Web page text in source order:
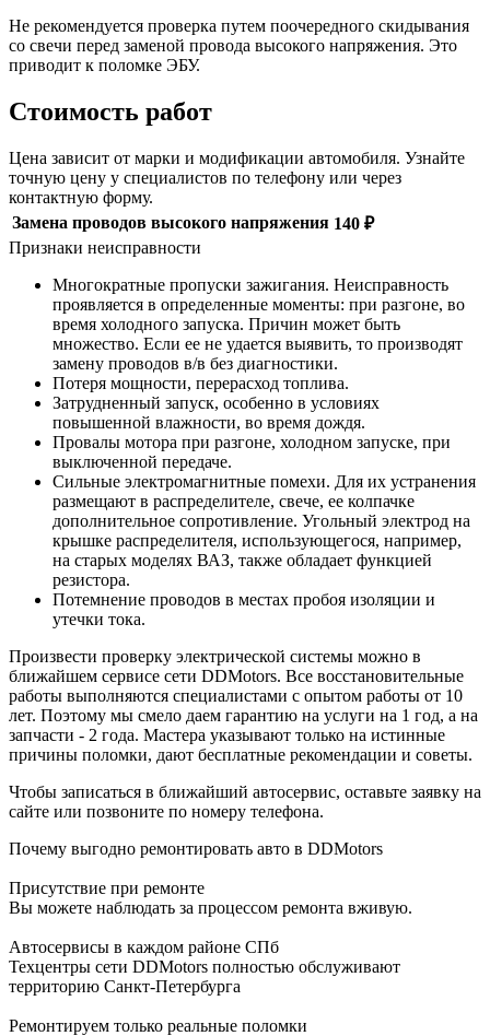
Не рекомендуется проверка путем поочередного скидывания
со свечи перед заменой провода высокого напряжения. Это
приводит к поломке ЭБУ.
Стоимость работ
Цена зависит от марки и модификации автомобиля. Узнайте
точную цену у специалистов по телефону или через
контактную форму.
Замена проводов высокого напряжения 140 ₽
Признаки неисправности
Многократные пропуски зажигания. Неисправность
проявляется в определенные моменты: при разгоне, во
время холодного запуска. Причин может быть
множество. Если ее не удается выявить, то производят
замену проводов в/в без диагностики.
Потеря мощности, перерасход топлива.
Затрудненный запуск, особенно в условиях
повышенной влажности, во время дождя.
Провалы мотора при разгоне, холодном запуске, при
выключенной передаче.
Сильные электромагнитные помехи. Для их устранения
размещают в распределителе, свече, ее колпачке
дополнительное сопротивление. Угольный электрод на
крышке распределителя, использующегося, например,
на старых моделях ВАЗ, также обладает функцией
резистора.
Потемнение проводов в местах пробоя изоляции и
утечки тока.
Произвести проверку электрической системы можно в
ближайшем сервисе сети DDMotors. Все восстановительные
работы выполняются специалистами с опытом работы от 10
лет. Поэтому мы смело даем гарантию на услуги на 1 год, а на
запчасти - 2 года. Мастера указывают только на истинные
причины поломки, дают бесплатные рекомендации и советы.
Чтобы записаться в ближайший автосервис, оставьте заявку на
сайте или позвоните по номеру телефона.
Почему выгодно ремонтировать авто в DDMotors
Присутствие при ремонте
Вы можете наблюдать за процессом ремонта вживую.
Автосервисы в каждом районе СПб
Техцентры сети DDMotors полностью обслуживают
территорию Санкт-Петербурга
Ремонтируем только реальные поломки